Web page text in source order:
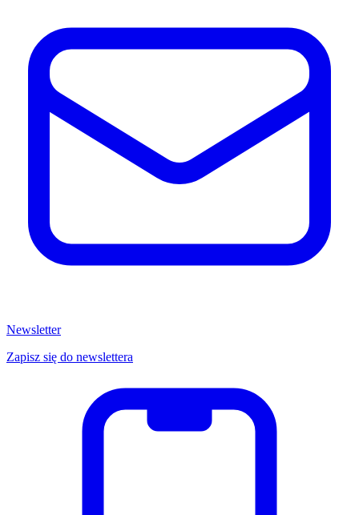
Newsletter
Zapisz się do newslettera